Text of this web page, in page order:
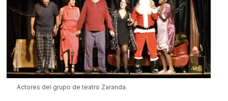
Actores del grupo de teatro Zaranda.